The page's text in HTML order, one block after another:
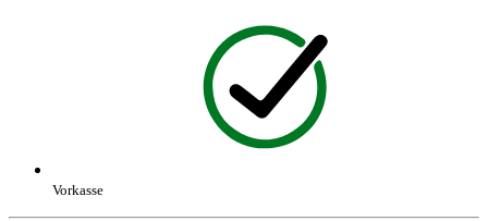
Vorkasse